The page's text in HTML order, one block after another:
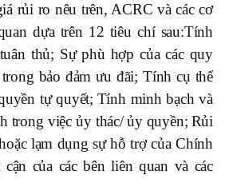
rủi ro nêu trên, ACRC và các cơ
dựa trên 12 tiêu chí sau:Tính
thủ; Sự phù hợp của các quy
trong bảo đảm ưu đãi; Tính cụ thể
tự quyết; Tính minh bạch và
trong việc ủy thác/ủy quyền; Rủi
lạm dụng sự hỗ trợ của Chính
của các bên liên quan và các